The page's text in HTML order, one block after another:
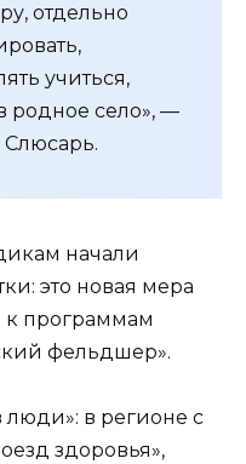
отдельно
учиться,
родное село», —
начали
это новая мера
программам
фельдшер».
в регионе с
здоровья»,